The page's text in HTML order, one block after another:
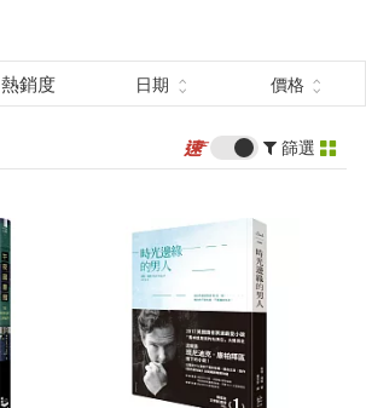
圖書(18)
電子書(5)
熱銷度 日期 價格
篩選